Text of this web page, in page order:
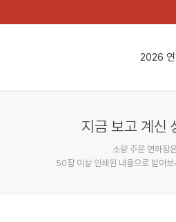
2026
지금 보고 계신
소량 주문 연하장
50장 이상 인쇄된 내용으로 받아